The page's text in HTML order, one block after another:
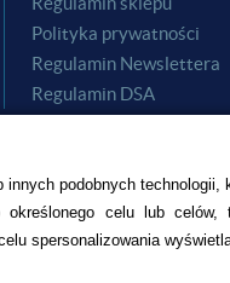
podobnych
celu lub
spersonalizowania
Polityka prywatności
Regulamin Newslettera
Regulamin DSA